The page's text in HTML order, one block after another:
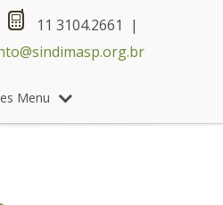
11 3104.2661 |
Menu